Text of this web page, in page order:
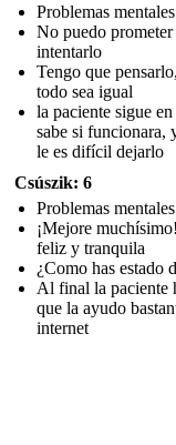
Problemas
No puedo
intentarlo
Tengo que
todo sea igual
la paciente sigue
sabe si funcionara,
le es difícil dejarlo
Csúszik: 6
Problemas
¡Mejore
feliz y tranquila
¿Como has estado
Al final la paciente
que la ayudo
internet